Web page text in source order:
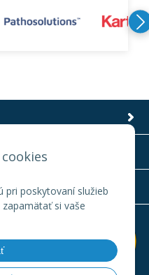
pri poskytovaní služieb
si vaše